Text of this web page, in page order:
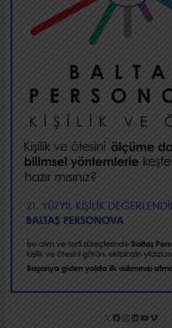
X Facebook
Instagram
LinkedIn
YouTube
Vimeo